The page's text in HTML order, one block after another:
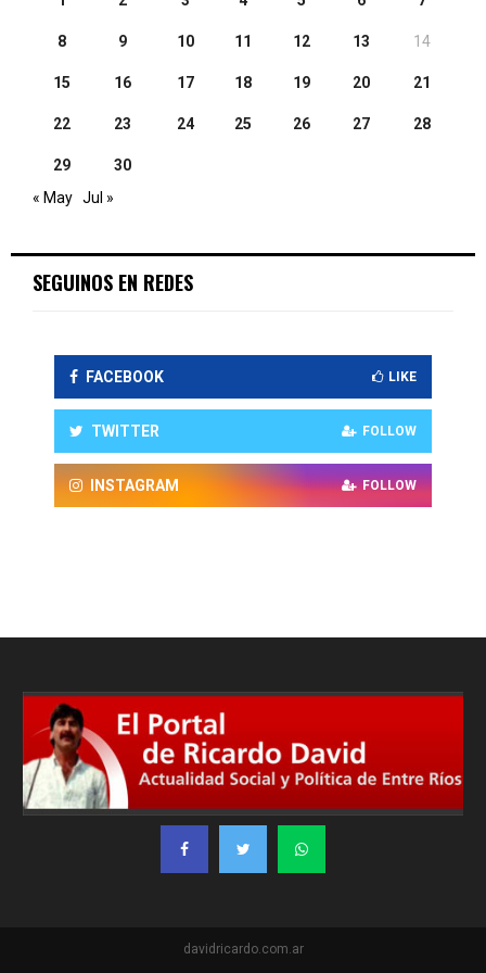
8 9 10 11 12 13 14
15 16 17 18 19 20 21
22 23 24 25 26 27 28
29
30
« May Jul »
SEGUINOS EN REDES
FACEBOOK LIKE
TWITTER FOLLOW
INSTAGRAM FOLLOW
davidricardo.com.ar